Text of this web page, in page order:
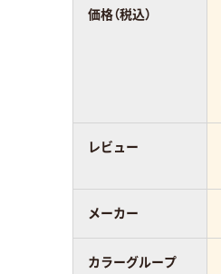
価格（税込）
レビュー
メーカー
カラーグループ